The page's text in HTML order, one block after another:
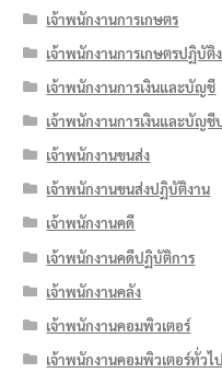
เจ้าพนักงานการเกษตร
เจ้าพนักงานการเกษตรปฏิบัติ
เจ้าพนักงานการเงินและบัญชี
เจ้าพนักงานการเงินและบัญ
เจ้าพนักงานขนส่ง
เจ้าพนักงานขนส่งปฏิบัติงาน
เจ้าพนักงานคดี
เจ้าพนักงานคดีปฏิบัติการ
เจ้าพนักงานคลัง
เจ้าพนักงานคอมพิวเตอร์
เจ้าพนักงานคอมพิวเตอร์ทั่วไป